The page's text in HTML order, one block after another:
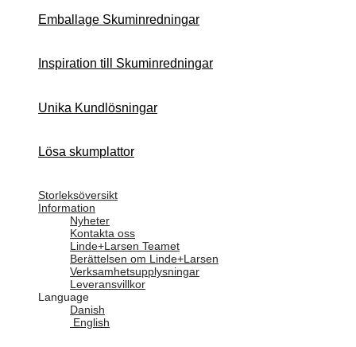
Emballage Skuminredningar
Inspiration till Skuminredningar
Unika Kundlösningar
Lösa skumplattor
Storleksöversikt
Information
Nyheter
Kontakta oss
Linde+Larsen Teamet
Berättelsen om Linde+Larsen
Verksamhetsupplysningar
Leveransvillkor
Language
Danish
English